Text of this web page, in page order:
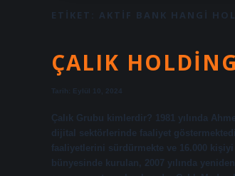
ETIKET: AKTIF BANK HANGI
ÇALIK
Tarih: Eylül 10, 2024
Çalık Grubu kimlerdir? 1981 yılında
dijital sektörlerinde faaliyet
faaliyetlerini sürdürmekte ve 16.000
bünyesinde kurulan, 2007 yılında